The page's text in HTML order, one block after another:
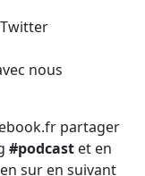
nous
partager
#podcast et en
sur en suivant